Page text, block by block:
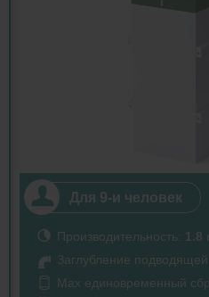
Для 9-и человек
Производительность: 1.8
Заглубление подводящей
Max единовременный